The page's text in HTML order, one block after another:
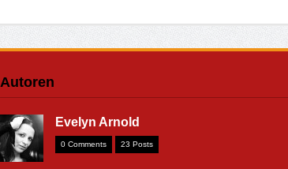
Autoren
Evelyn Arnold
0 Comments 23 Posts